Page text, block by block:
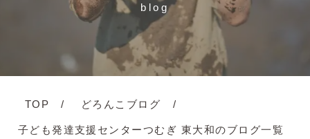
blog
TOP どろんこブログ
子ども発達支援センターつむぎ 東大和のブログ一覧